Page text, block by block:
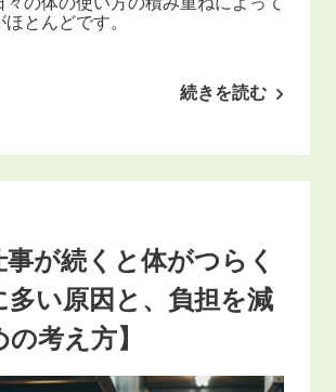
とんどです。
続きを読む
事が続くと体がつらく
多い原因と、負担を減
考え方】